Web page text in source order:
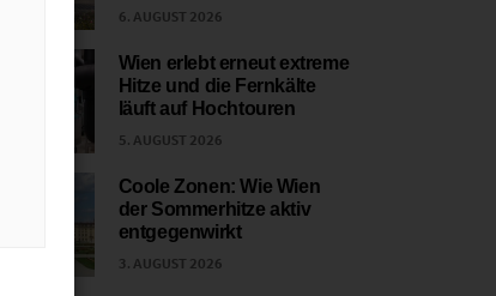
6. AUGUST 2026
Wien erlebt erneut extreme
Hitze und die Fernkälte
läuft auf Hochtouren
5. AUGUST 2026
Coole Zonen: Wie Wien
der Sommerhitze aktiv
entgegenwirkt
3. AUGUST 2026